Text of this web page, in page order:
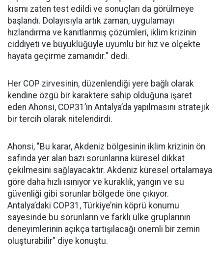
kısmı zaten test edildi ve sonuçları da görülmeye
başlandı. Dolayısıyla artık zaman, uygulamayı
hızlandırma ve kanıtlanmış çözümleri, iklim krizinin
ciddiyeti ve büyüklüğüyle uyumlu bir hız ve ölçekte
hayata geçirme zamanıdır." dedi.
Her COP zirvesinin, düzenlendiği yere bağlı olarak
kendine özgü bir karaktere sahip olduğuna işaret
eden Ahonsi, COP31’in Antalya’da yapılmasını stratejik
bir tercih olarak nitelendirdi.
Ahonsi, "Bu karar, Akdeniz bölgesinin iklim krizinin ön
safında yer alan bazı sorunlarına küresel dikkat
çekilmesini sağlayacaktır. Akdeniz küresel ortalamaya
göre daha hızlı ısınıyor ve kuraklık, yangın ve su
güvenliği gibi sorunlar bölgede öne çıkıyor.
Antalya’daki COP31, Türkiye’nin köprü konumu
sayesinde bu sorunların ve farklı ülke gruplarının
deneyimlerinin açıkça tartışılacağı önemli bir zemin
oluşturabilir" diye konuştu.